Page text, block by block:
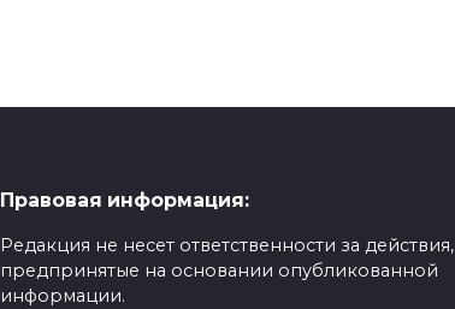
Правовая информация:
Редакция не несет ответственности за действия,
предпринятые на основании опубликованной
информации.